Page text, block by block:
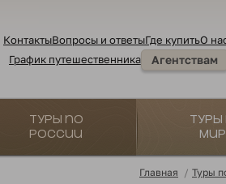
КонтактыВопросы и ответыГде купитьО
График путешественника
Агентствам
Туры по
России
Главная / Туры